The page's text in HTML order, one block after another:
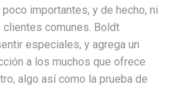
importantes, y de hecho, ni
comunes. Boldt
especiales, y agrega un
a los muchos que ofrece
algo así como la prueba de